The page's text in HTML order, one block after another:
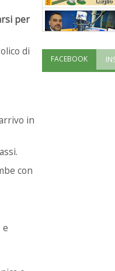
per
di
in
con
e
FACEBOOK